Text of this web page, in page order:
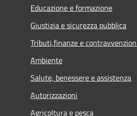
Educazione e formazione
Giustizia e sicurezza pubblica
Tributi,finanze e
Ambiente
Salute, benessere e assistenza
Autorizzazioni
Agricoltura e pesca